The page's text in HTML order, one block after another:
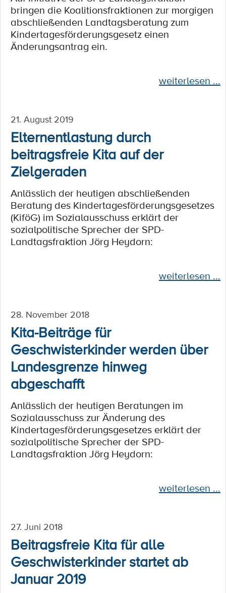
bringen die Koalitionsfraktionen zur morgigen
abschließenden Landtagsberatung zum
Kindertagesförderungsgesetz einen
Änderungsantrag ein.
weiterlesen ...
21. August 2019
Elternentlastung durch
beitragsfreie Kita auf der
Zielgeraden
Anlässlich der heutigen abschließenden
Beratung des Kindertagesförderungsgesetzes
(KiföG) im Sozialausschuss erklärt der
sozialpolitische Sprecher der SPD-
Landtagsfraktion Jörg Heydorn:
weiterlesen ...
28. November 2018
Kita-Beiträge für
Geschwisterkinder werden über
Landesgrenze hinweg
abgeschafft
Anlässlich der heutigen Beratungen im
Sozialausschuss zur Änderung des
Kindertagesförderungsgesetzes erklärt der
sozialpolitische Sprecher der SPD-
Landtagsfraktion Jörg Heydorn:
weiterlesen ...
27. Juni 2018
Beitragsfreie Kita für alle
Geschwisterkinder startet ab
Januar 2019